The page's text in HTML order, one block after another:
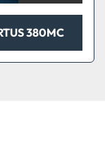
380MC